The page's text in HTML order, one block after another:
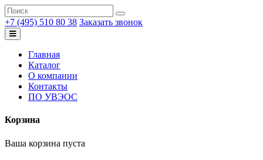
+7 (495) 510 80 38 Заказать звонок
Главная
Каталог
О компании
Контакты
ПО УВЭОС
Корзина
Ваша корзина пуста